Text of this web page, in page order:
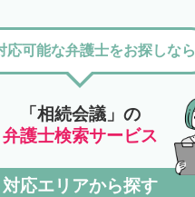
「相続会議」の
弁護士検索サービス
応可能な弁護士をお探しなら
対応エリアから探す